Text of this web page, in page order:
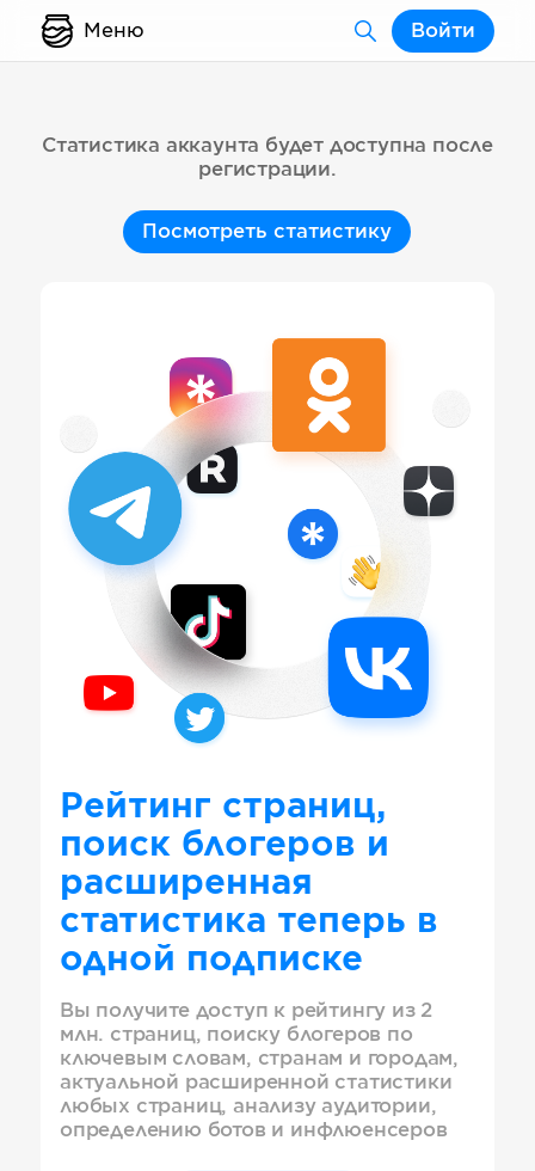
Меню Войти
Статистика аккаунта будет доступна после
регистрации.
Посмотреть статистику
Рейтинг страниц,
поиск блогеров и
расширенная
статистика теперь в
одной подписке
Вы получите доступ к рейтингу из 2
млн. страниц, поиску блогеров по
ключевым словам, странам и городам,
актуальной расширенной статистики
любых страниц, анализу аудитории,
определению ботов и инфлюенсеров